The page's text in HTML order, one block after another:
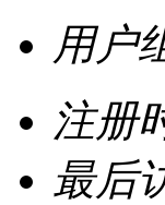
用户
注册
最后